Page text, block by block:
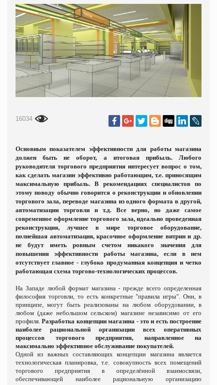
16034
Основным показателем эффективности для работы магазина
должен быть не оборот, а итоговая прибыль. Любого
руководителя торгового предприятия интересует вопрос о том,
как сделать магазин эффективно работающим, т.е. приносящим
максимальную прибыль. В рекомендациях специалистов по
этому поводу обычно говорится о реконструкции и обновлении
торгового зала, переводе магазина из одного формата в другой,
автоматизации торговли и т.д. Все верно, но даже самое
современное оформление торгового зала, идеально проведенная
реконструкция, лучшее в мире торговое оборудование,
полнейшая автоматизация, красочное оформление витрин и др.
не будут иметь ровным счетом никакого значения для
повышения эффективности работы магазина, если в нем
отсутствует главное - глубоко продуманная концепция и четко
работающая схема торгово-технологических процессов.
На Западе любой формат магазина - прежде всего определенная
философия торговли, то есть конкретные "правила игры". Они, в
принципе, могут быть реализованы на любом оборудовании, в
любом (даже небольшом сельском) магазине независимо от его
профиля.Разработка концепции магазина - это и есть построение
наиболее рациональной организации всех оперативных
процессов торгового предприятия, направленное на
максимально эффективное обслуживание покупателей.
Одной из важных составляющих концепции магазина является
технологическая планировка, т.е. совокупность всех помещений
торгового предприятия в определённой взаимосвязи,
обеспечивающей наиболее рациональную организацию